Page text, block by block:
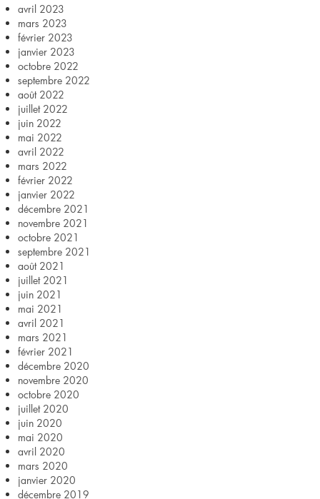
avril 2023
mars 2023
février 2023
janvier 2023
octobre 2022
septembre 2022
août 2022
juillet 2022
juin 2022
mai 2022
avril 2022
mars 2022
février 2022
janvier 2022
décembre 2021
novembre 2021
octobre 2021
septembre 2021
août 2021
juillet 2021
juin 2021
mai 2021
avril 2021
mars 2021
février 2021
décembre 2020
novembre 2020
octobre 2020
juillet 2020
juin 2020
mai 2020
avril 2020
mars 2020
janvier 2020
décembre 2019